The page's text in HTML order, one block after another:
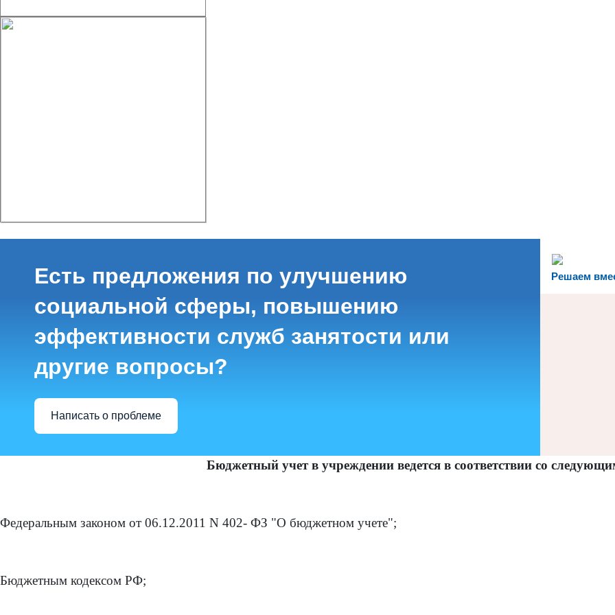
Решаем
Есть предложения по улучшению
социальной сферы, повышению
эффективности служб занятости или
другие вопросы?
Написать о проблеме
Бюджетный учет в учреждении ведется в соответствии со
Федеральным законом от 06.12.2011 N 402- ФЗ "О бюджетном учете";
Бюджетным кодексом РФ;